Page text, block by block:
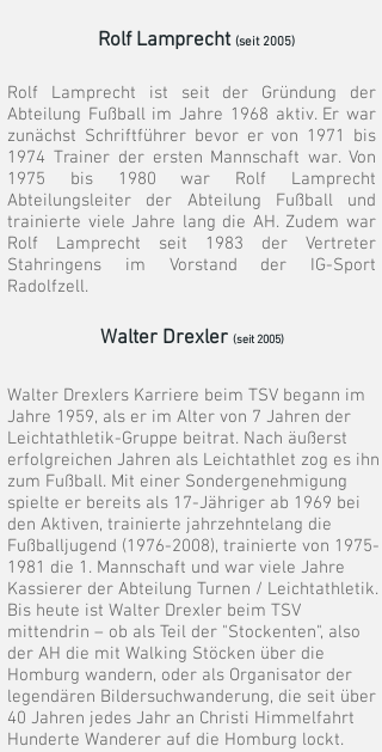
Rolf Lamprecht (seit 2005)
​Rolf Lamprecht ist seit der Gründung der
Abteilung Fußball im Jahre 1968 aktiv. Er war
zunächst Schriftführer bevor er von 1971 bis
1974 Trainer der ersten Mannschaft war. Von
1975 bis 1980 war Rolf Lamprecht
Abteilungsleiter der Abteilung Fußball und
trainierte viele Jahre lang die AH. Zudem war
Rolf Lamprecht seit 1983 der Vertreter
Stahringens im Vorstand der IG-Sport
Radolfzell.
Walter Drexler (seit 2005)
Walter Drexlers Karriere beim TSV begann im
Jahre 1959, als er im Alter von 7 Jahren der
Leichtathletik-Gruppe beitrat. Nach äußerst
erfolgreichen Jahren als Leichtathlet zog es ihn
zum Fußball. Mit einer Sondergenehmigung
spielte er bereits als 17-Jähriger ab 1969 bei
den Aktiven, trainierte jahrzehntelang die
Fußballjugend (1976-2008), trainierte von 1975-
1981 die 1. Mannschaft und war viele Jahre
Kassierer der Abteilung Turnen / Leichtathletik.
Bis heute ist Walter Drexler beim TSV
mittendrin – ob als Teil der "Stockenten", also
der AH die mit Walking Stöcken über die
Homburg wandern, oder als Organisator der
legendären Bildersuchwanderung, die seit über
40 Jahren jedes Jahr an Christi Himmelfahrt
Hunderte Wanderer auf die Homburg lockt.